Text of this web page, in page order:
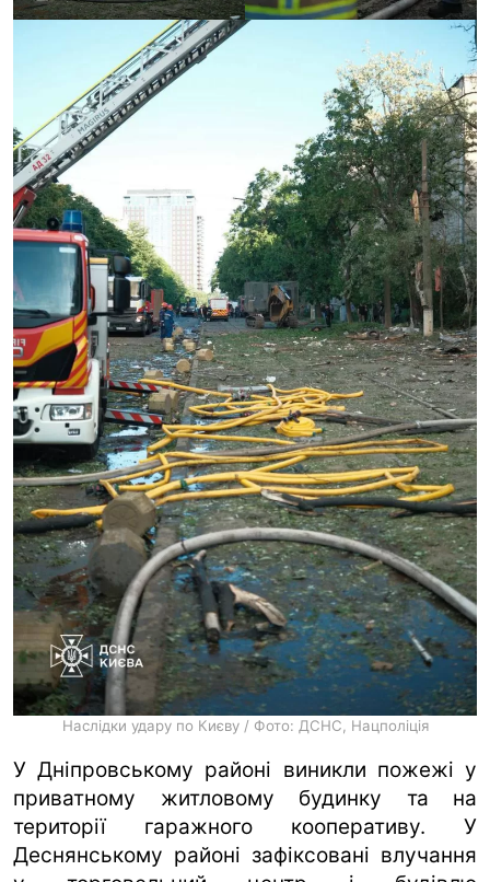
Наслідки удару по Києву / Фото: ДСНС, Нацполіція
У Дніпровському районі виникли пожежі у
приватному житловому будинку та на
території гаражного кооперативу. У
Деснянському районі зафіксовані влучання